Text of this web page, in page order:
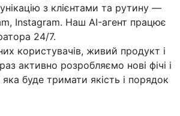
з клієнтами та рутину —
Instagram. Наш AI-агент працює
24/7.
користувачів, живий продукт і
активно розробляємо нові фічі і
буде тримати якість і порядок